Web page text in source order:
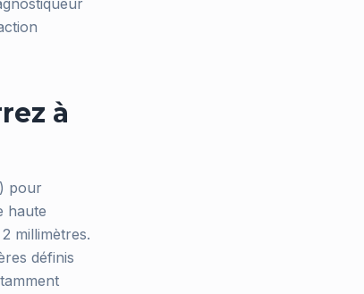
à
pour
haute
millimètres.
définis